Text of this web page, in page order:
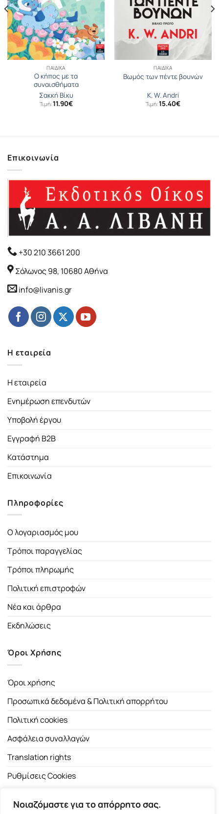
Νοιαζόμαστε για το απόρρητο σας.
ΠΑΙΔΙΚΆ
Ο κήπος με τα
συναισθήματα
Σακκή Βίκυ
Τιμή: 11.90€
ΠΑΙΔΙΚΆ
Βωμός των πέντε βουνών
K. W. Andri
Τιμή: 15.40€
Επικοινωνία
+30 210 3661 200
Σόλωνος 98, 10680 Αθήνα
info@livanis.gr
Η εταιρεία
Η εταιρεία
Ενημέρωση επενδυτών
Υποβολή έργου
Εγγραφή B2B
Κατάστημα
Επικοινωνία
Πληροφορίες
Ο λογαριασμός μου
Τρόποι παραγγελίας
Τρόποι πληρωμής
Πολιτική επιστροφών
Νέα και άρθρα
Εκδηλώσεις
Όροι Χρήσης
Όροι χρήσης
Προσωπικά δεδομένα & Πολιτική απορρήτου
Πολιτική cookies
Ασφάλεια συναλλαγών
Translation rights
Ρυθμίσεις Cookies